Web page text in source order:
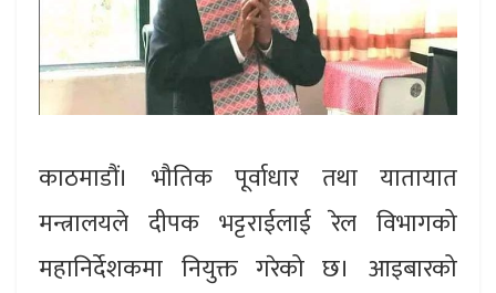
काठमाडौं। भौतिक पूर्वाधार तथा यातायात
मन्त्रालयले दीपक भट्टराईलाई रेल विभागको
महानिर्देशकमा नियुक्त गरेको छ। आइबारको